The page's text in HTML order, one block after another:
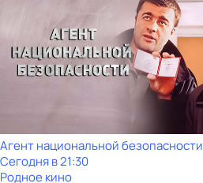
Агент национальной безопасности
Сегодня в 21:30
Родное кино